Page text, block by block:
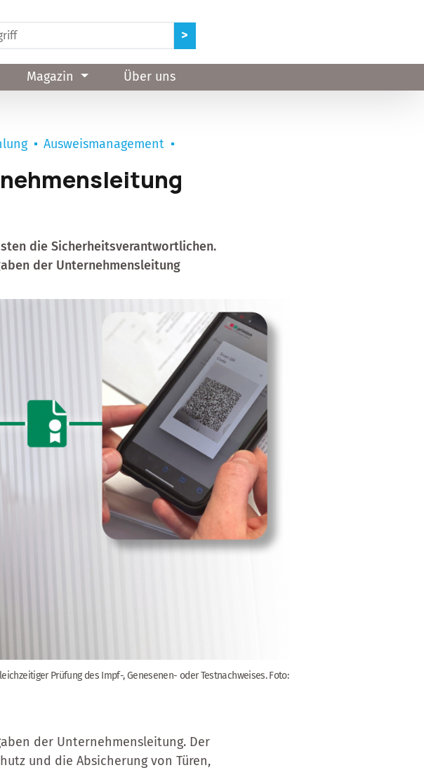
Magazin Über uns
Ausweismanagement
die Sicherheitsverantwortlichen.
der Unternehmensleitung
Prüfung des Impf-, Genesenen- oder Testnachweises. Foto:
der Unternehmensleitung. Der
und die Absicherung von Türen,